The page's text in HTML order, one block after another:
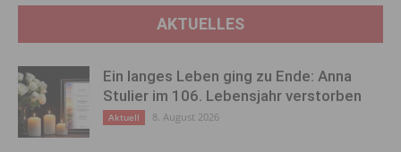
AKTUELLES
Ein langes Leben ging zu Ende: Anna
Stulier im 106. Lebensjahr verstorben
Aktuell 8. August 2026